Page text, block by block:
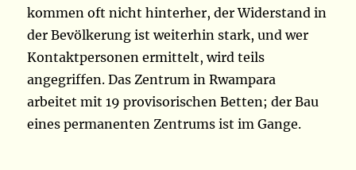
kommen oft nicht hinterher, der Widerstand in
der Bevölkerung ist weiterhin stark, und wer
Kontaktpersonen ermittelt, wird teils
angegriffen. Das Zentrum in Rwampara
arbeitet mit 19 provisorischen Betten; der Bau
eines permanenten Zentrums ist im Gange.